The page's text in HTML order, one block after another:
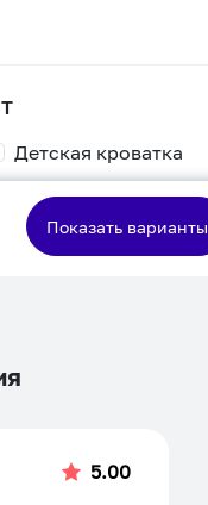
Детская кроватка
Двухъярусная
кровать
Показать варианты
5.00